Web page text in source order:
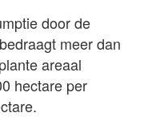
door de
meer dan
areaal
hectare per